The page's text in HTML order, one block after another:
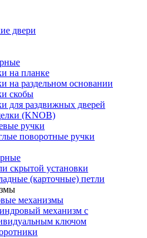
двери
на планке
на раздельном основании
скобы
для раздвижных дверей
(KNOB)
ручки
поворотные ручки
скрытой установки
(карточные) петли
механизмы
механизм с
ключом